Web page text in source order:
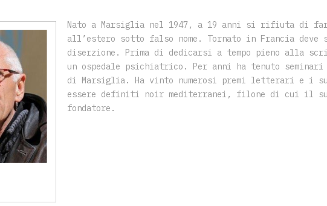
Nato a Marsiglia nel 1947, a 19 anni si rifiuta di
all’estero sotto falso nome. Tornato in Francia
diserzione. Prima di dedicarsi a tempo pieno alla
un ospedale psichiatrico. Per anni ha tenuto
di Marsiglia. Ha vinto numerosi premi letterari e i
essere definiti noir mediterranei, filone di cui il
fondatore.